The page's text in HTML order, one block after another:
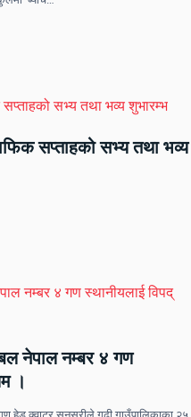
सप्ताहको सभ्य तथा भव्य
नेपाल नम्बर ४ गण
।